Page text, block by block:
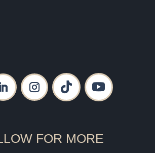
FOR MORE